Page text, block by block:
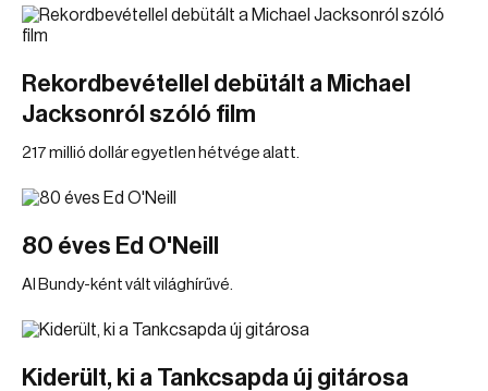
Rekordbevétellel debütált a Michael
Jacksonról szóló film
217 millió dollár egyetlen hétvége alatt.
80 éves Ed O'Neill
Al Bundy-ként vált világhírűvé.
Kiderült, ki a Tankcsapda új gitárosa